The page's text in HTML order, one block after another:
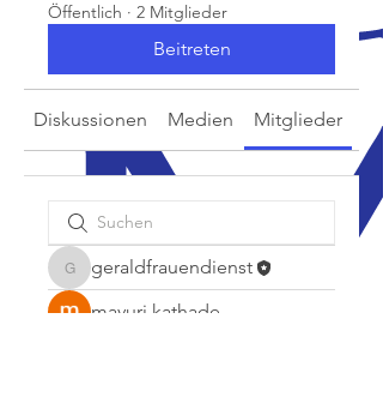
Öffentlich · 2 Mitglieder
Beitreten
Diskussionen Medien Mitglieder
geraldfrauendienst
geraldfrauendienst
mayuri kathade